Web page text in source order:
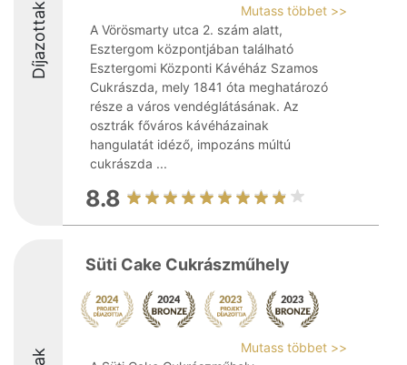
Díjazottak
Mutass többet >>
A Vörösmarty utca 2. szám alatt,
Esztergom központjában található
Esztergomi Központi Kávéház Szamos
Cukrászda, mely 1841 óta meghatározó
része a város vendéglátásának. Az
osztrák főváros kávéházainak
hangulatát idéző, impozáns múltú
cukrászda ...
8.8
Süti Cake Cukrászműhely
Mutass többet >>